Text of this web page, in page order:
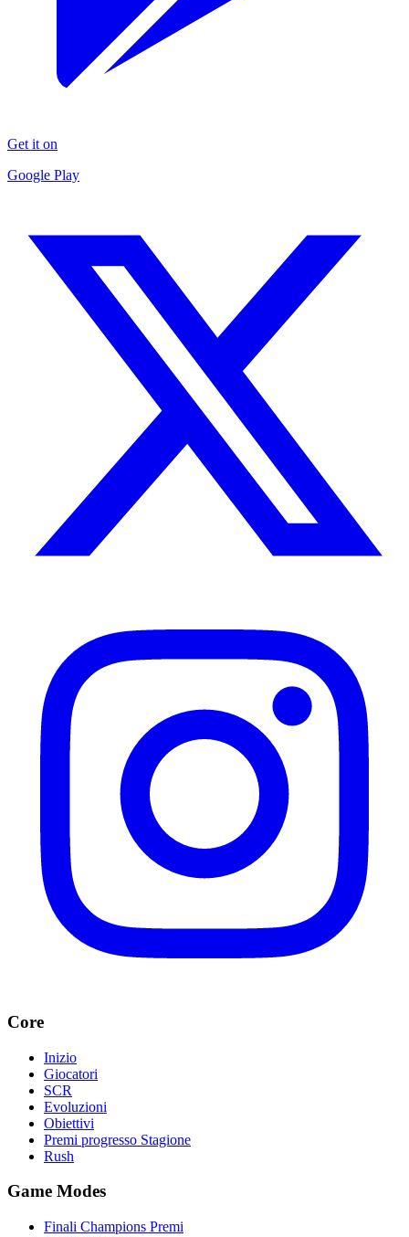
Get it on
Google Play
Core
Inizio
Giocatori
SCR
Evoluzioni
Obiettivi
Premi progresso Stagione
Rush
Game Modes
Finali Champions Premi